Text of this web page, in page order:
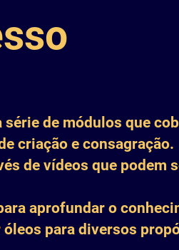
de módulos que
criação e consagração.
de vídeos que podem
aprofundar o
para diversos